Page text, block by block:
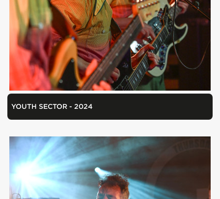
YOUTH SECTOR - 2024